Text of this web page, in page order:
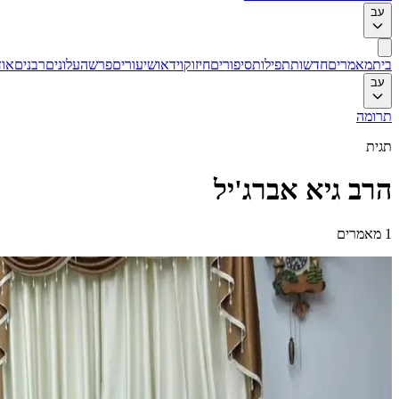
עב
ביתמאמריםחדשותתפילותסיפוריםחיזוקוידאושיעוריםפרשהעלוניםרבנים
עב
תרומה
תגית
הרב גיא אברג'יל
1 מאמרים